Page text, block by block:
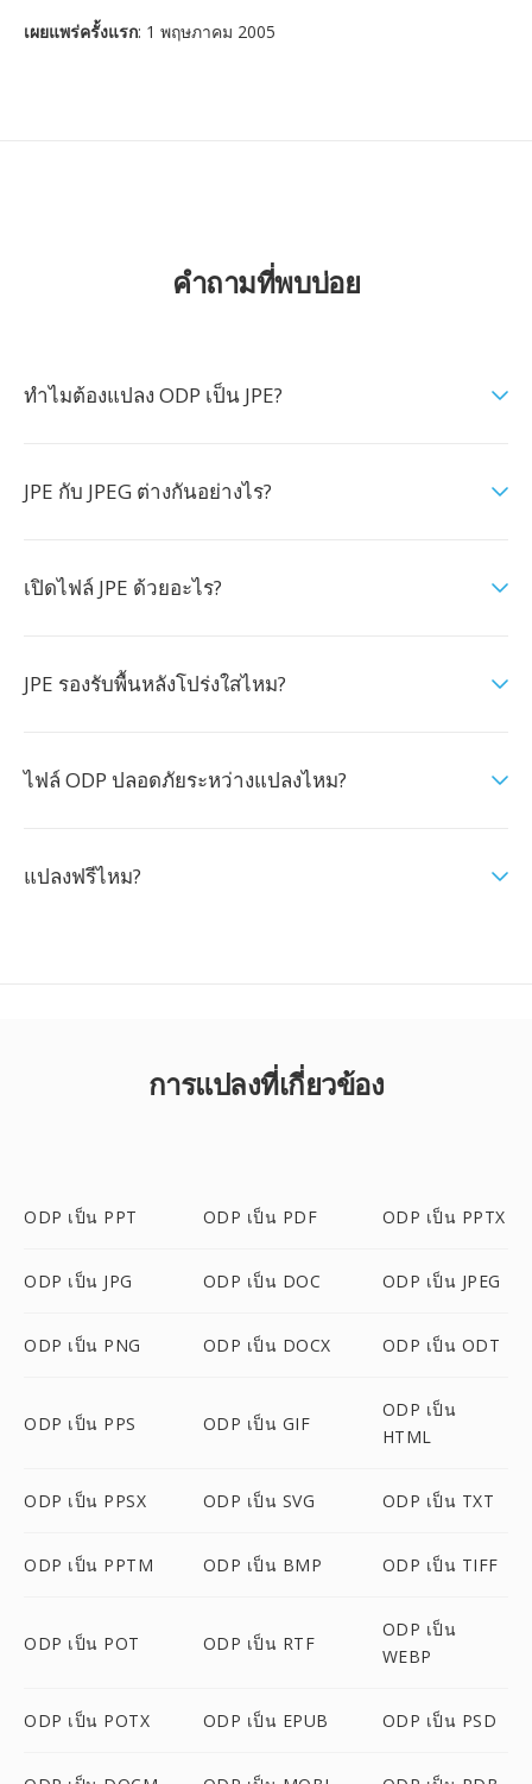
เผยแพร่ครั้งแรก: 1 พฤษภาคม 2005
คำถามที่พบบ่อย
ทำไมต้องแปลง ODP เป็น JPE?
JPE กับ JPEG ต่างกันอย่างไร?
เปิดไฟล์ JPE ด้วยอะไร?
JPE รองรับพื้นหลังโปร่งใสไหม?
ไฟล์ ODP ปลอดภัยระหว่างแปลงไหม?
แปลงฟรีไหม?
การแปลงที่เกี่ยวข้อง
ODP เป็น PPT ODP เป็น PDF ODP เป็น PPTX
ODP เป็น JPG ODP เป็น DOC ODP เป็น JPEG
ODP เป็น PNG ODP เป็น DOCX ODP เป็น ODT
ODP เป็น PPS ODP เป็น GIF
ODP เป็น
HTML
ODP เป็น PPSX ODP เป็น SVG ODP เป็น TXT
ODP เป็น PPTM ODP เป็น BMP ODP เป็น TIFF
ODP เป็น POT ODP เป็น RTF
ODP เป็น
WEBP
ODP เป็น POTX ODP เป็น EPUB ODP เป็น PSD